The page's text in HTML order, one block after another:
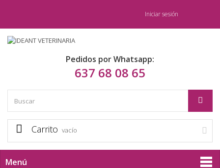
Iniciar sesión
Pedidos por Whatsapp:
637 68 08 65
Carrito vacío
Menú